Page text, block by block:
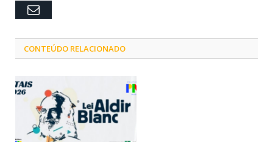
Email
CONTEÚDO RELACIONADO